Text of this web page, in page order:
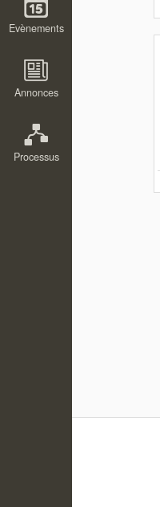
Evènements
Annonces
Processus